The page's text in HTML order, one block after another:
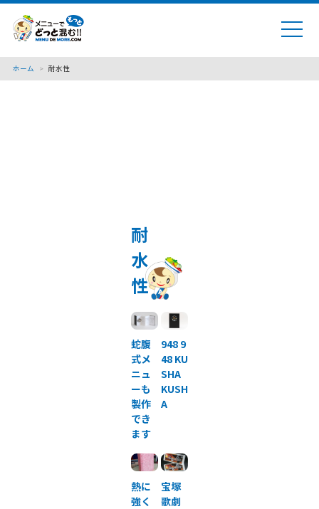
ホーム > 耐水性
耐
水
性
蛇腹
式メ
ニュ
ーも
製作
でき
ます
948 9
48 KU
SHA
KUSH
A
熱に
強く
宝塚
歌劇